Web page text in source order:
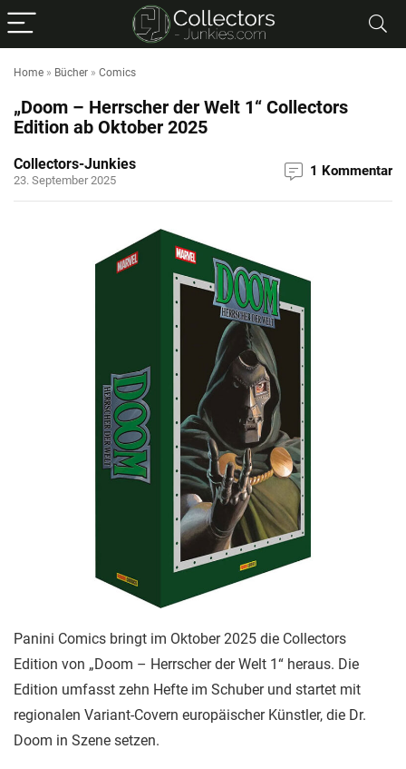
Home » Bücher » Comics
„Doom – Herrscher der Welt 1“ Collectors
Edition ab Oktober 2025
Collectors-Junkies
23. September 2025
1 Kommentar
Panini Comics bringt im Oktober 2025 die Collectors
Edition von „Doom – Herrscher der Welt 1“ heraus. Die
Edition umfasst zehn Hefte im Schuber und startet mit
regionalen Variant-Covern europäischer Künstler, die Dr.
Doom in Szene setzen.